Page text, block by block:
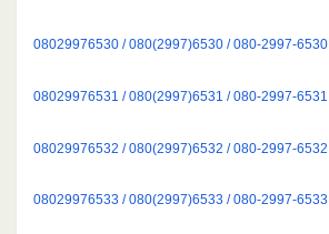
08029976530 / 080(2997)6530 / 080-2997-6530
08029976531 / 080(2997)6531 / 080-2997-6531
08029976532 / 080(2997)6532 / 080-2997-6532
08029976533 / 080(2997)6533 / 080-2997-6533